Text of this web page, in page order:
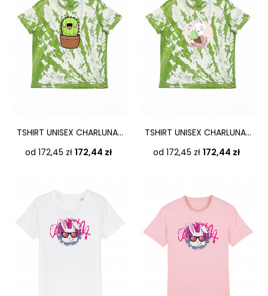
TSHIRT UNISEX CHARLUNA...
od 172,45 zł Cena
172,44 zł
TSHIRT UNISEX CHARLUNA...
od 172,45 zł Cena
172,44 zł